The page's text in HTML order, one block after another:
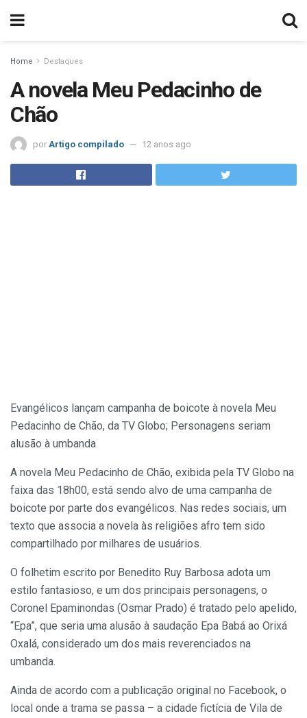
Home Destaques
A novela Meu Pedacinho de
Chão
por Artigo compilado 12 anos ago
Evangélicos lançam campanha de boicote à novela Meu
Pedacinho de Chão, da TV Globo; Personagens seriam
alusão à umbanda
A novela Meu Pedacinho de Chão, exibida pela TV Globo na
faixa das 18h00, está sendo alvo de uma campanha de
boicote por parte dos evangélicos. Nas redes sociais, um
texto que associa a novela às religiões afro tem sido
compartilhado por milhares de usuários.
O folhetim escrito por Benedito Ruy Barbosa adota um
estilo fantasioso, e um dos principais personagens, o
Coronel Epaminondas (Osmar Prado) é tratado pelo apelido,
“Epa”, que seria uma alusão à saudação Epa Babá ao Orixá
Oxalá, considerado um dos mais reverenciados na
umbanda.
Ainda de acordo com a publicação original no Facebook, o
local onde a trama se passa – a cidade fictícia de Vila de